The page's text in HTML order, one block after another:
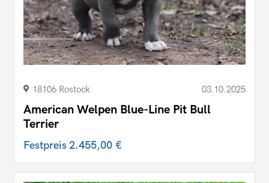
18106 Rostock 03.10.2025
American Welpen Blue-Line Pit Bull
Terrier
Festpreis2.455,00 €